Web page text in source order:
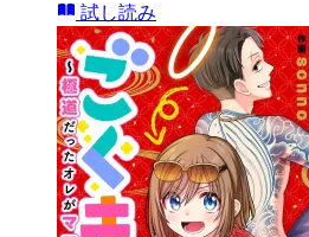
試し読み